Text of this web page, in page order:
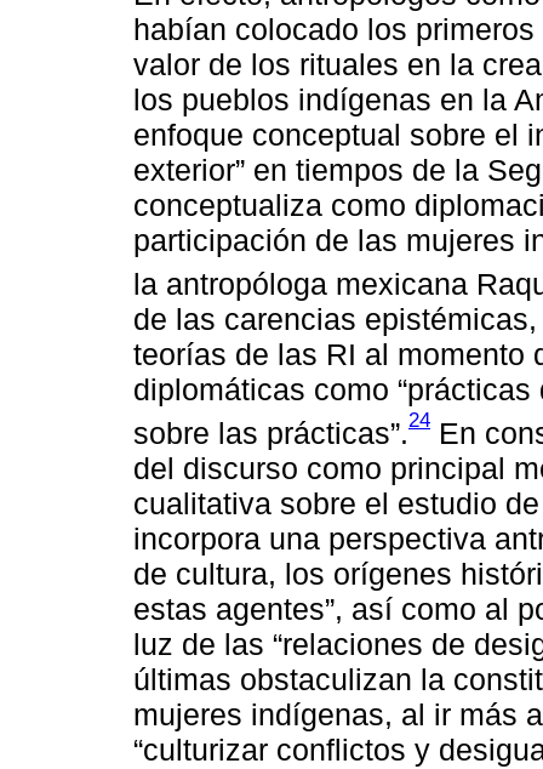
habían colocado los
valor de los rituales en la
los pueblos indígenas en la
enfoque conceptual sobre el
exterior” en tiempos de la
conceptualiza como
participación de las mujeres
la antropóloga mexicana
de las carencias
teorías de las RI al momento
diplomáticas como
sobre las prácticas”.24 En
del discurso como principal
cualitativa sobre el estudio
incorpora una perspectiva
de cultura, los orígenes
estas agentes”, así como al
luz de las “relaciones de
últimas obstaculizan la
mujeres indígenas, al ir más
“culturizar conflictos y